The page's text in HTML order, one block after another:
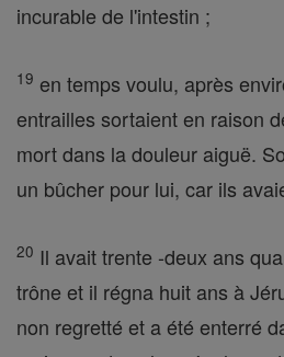
incurable de l'intestin ;
19 en temps voulu, après
entrailles sortaient en raison
mort dans la douleur aiguë.
un bûcher pour lui, car ils
20 Il avait trente -deux ans
trône et il régna huit ans à
non regretté et a été enterré